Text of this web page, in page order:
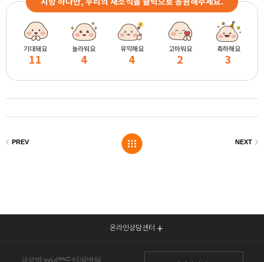
기대돼요
11
놀라워요
4
유익해요
4
고마워요
2
축하해요
3
온라인상담센터